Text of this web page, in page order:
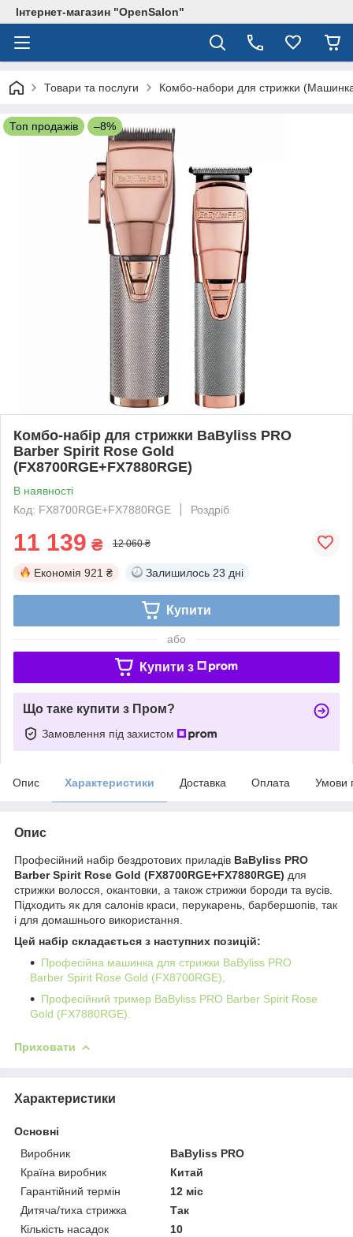
Інтернет-магазин "OpenSalon"
Товари та послуги Комбо-набори для стрижки
Топ продажів –8%
Комбо-набір для стрижки BaByliss PRO
Barber Spirit Rose Gold
(FX8700RGE+FX7880RGE)
В наявності
Код: FX8700RGE+FX7880RGE
Роздріб
11 139 ₴ 12 060 ₴
Економія 921 ₴ Залишилось 23 дні
Купити
або
Купити з
Що таке купити з Пром?
Замовлення під захистом
Опис Характеристики Доставка Оплата Умови
Опис
Професійний набір бездротових приладів BaByliss PRO
Barber Spirit Rose Gold (FX8700RGE+FX7880RGE) для
стрижки волосся, окантовки, а також стрижки бороди та вусів.
Підходить як для салонів краси, перукарень, барбершопів, так
і для домашнього використання.
Цей набір складається з наступних позицій:
Професійна машинка для стрижки BaByliss PRO
Barber Spirit Rose Gold (FX8700RGE),
Професійний тример BaByliss PRO Barber Spirit Rose
Gold (FX7880RGE).
Приховати
Характеристики
Основні
Виробник
BaByliss PRO
Країна виробник
Китай
Гарантійний термін
12 міс
Дитяча/тиха стрижка
Так
Кількість насадок
10